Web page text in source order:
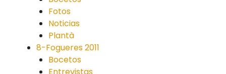
Fotos
Noticias
Plantà
8-Fogueres 2011
Bocetos